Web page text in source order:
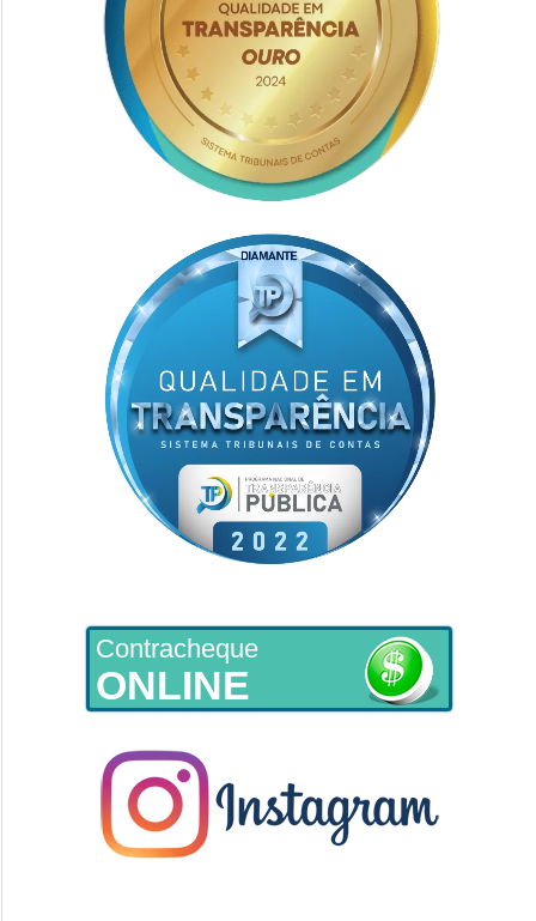
Contracheque
ONLINE